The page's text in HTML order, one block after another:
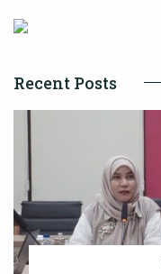
Recent Posts